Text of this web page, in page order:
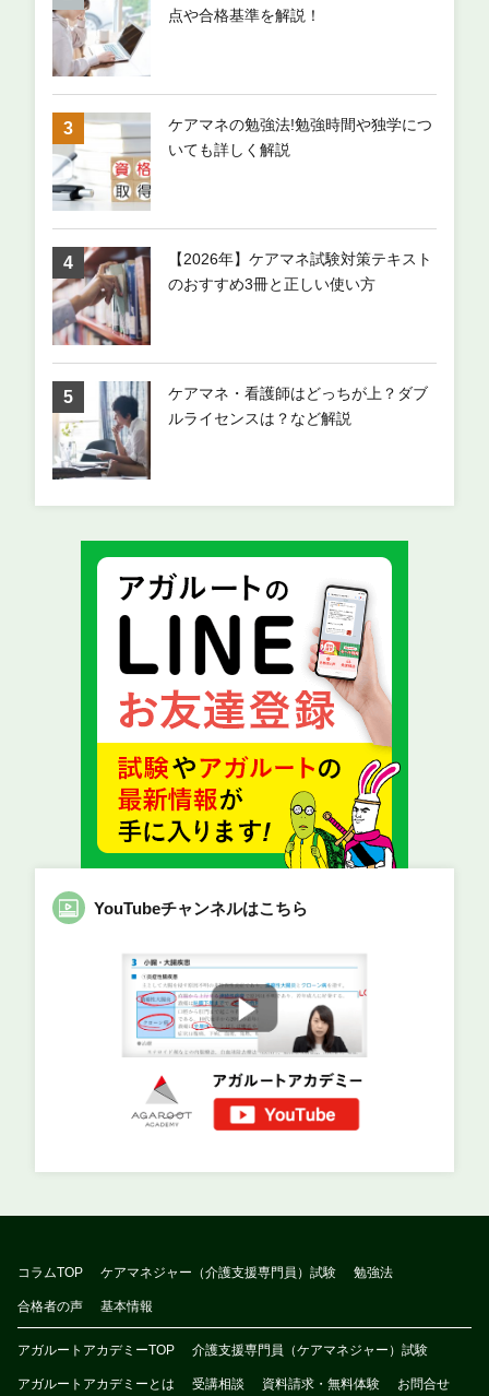
点や合格基準を解説！
ケアマネの勉強法!勉強時間や独学につ
いても詳しく解説
【2026年】ケアマネ試験対策テキスト
のおすすめ3冊と正しい使い方
ケアマネ・看護師はどっちが上？ダブ
ルライセンスは？など解説
YouTubeチャンネルはこちら
コラムTOP ケアマネジャー（介護支援専門員）試験 勉強法
合格者の声 基本情報
アガルートアカデミーTOP 介護支援専門員（ケアマネジャー）試験
アガルートアカデミーとは 受講相談 資料請求・無料体験 お問合せ